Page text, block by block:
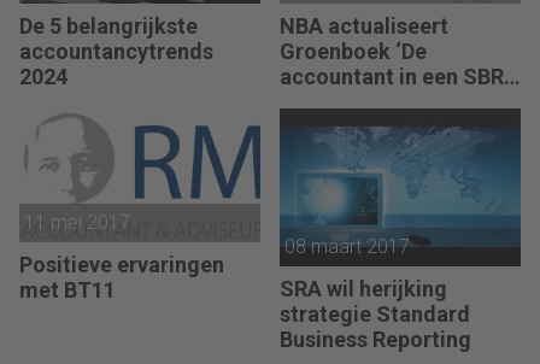
De 5 belangrijkste
accountancytrends
2024
NBA actualiseert
Groenboek ‘De
accountant in een SBR-
11 mei 2017
Positieve ervaringen
met BT11
08 maart 2017
SRA wil herijking
strategie Standard
Business Reporting